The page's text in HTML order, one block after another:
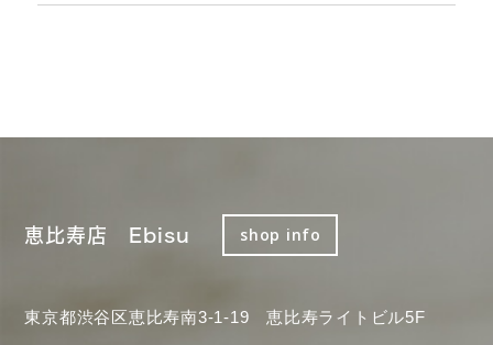
恵比寿店 Ebisu shop info
東京都渋谷区恵比寿南3-1-19 恵比寿ライトビル5F